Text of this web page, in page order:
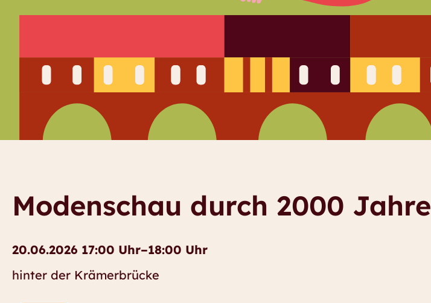
Modenschau durch 2000 Jahre
20.06.2026 17:00 Uhr–18:00 Uhr
hinter der Krämerbrücke